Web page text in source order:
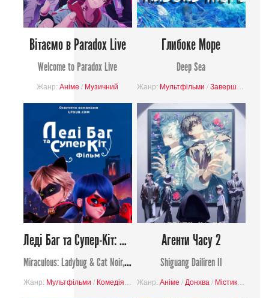
Вітаємо в Paradox Live
Welcome to Paradox Live
Жанр:Аніме / Музичний
Глибоке Море
Deep Sea
Жанр: Мультфільми /Завершені проєкти
Леді Баг та Супер-Кіт: Пробудження сили
Miraculous: Ladybug & Cat Noir, The Movie
Жанр: Мультфільми / Комедія Музичний/Сімейний/Романтика
Агенти Часу 2
Shiguang Dailiren II
Жанр: Аніме / Донхва / Містика